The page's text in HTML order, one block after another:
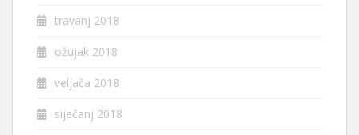
travanj 2018
ožujak 2018
veljača 2018
siječanj 2018